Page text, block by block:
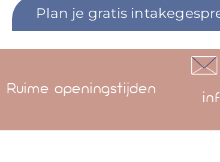
Plan je gratis
Ruime openingstijden